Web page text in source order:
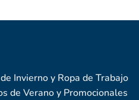
Invierno y Ropa de Trabajo
de Verano y Promocionales